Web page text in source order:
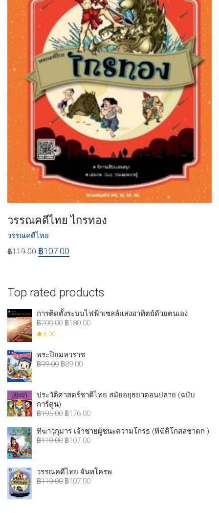
วรรณคดีไทย ไกรทอง
วรรณคดีไทย
฿119.00 ฿107.00
Top rated products
การติดตั้งระบบไฟฟ้าเซลล์แสงอาทิตย์ด้วยตนเอง
฿200.00 ฿180.00
5.00
พระปิยมหาราช
฿99.00 ฿89.00
ประวัติศาสตร์ชาติไทย สมัยอยุธยาตอนปลาย (ฉบับ
การ์ตูน)
฿195.00 ฿176.00
ทีฆาวุกุมาร เจ้าชายผู้ชนะความโกรธ (ทีฆีติโกสลชาดก )
฿119.00 ฿107.00
วรรณคดีไทย จันทโครพ
฿119.00 ฿107.00